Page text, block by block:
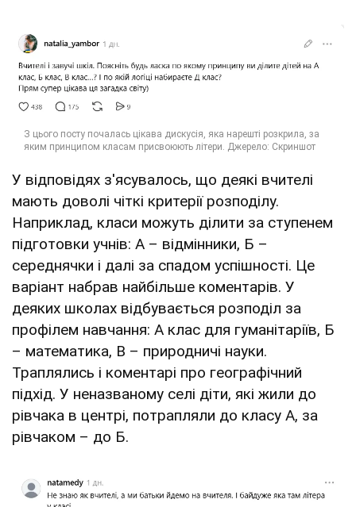
У відповідях з'ясувалось, що деякі вчителі
мають доволі чіткі критерії розподілу.
Наприклад, класи можуть ділити за ступенем
підготовки учнів: А – відмінники, Б –
середнячки і далі за спадом успішності. Це
варіант набрав найбільше коментарів. У
деяких школах відбувається розподіл за
профілем навчання: А клас для гуманітаріїв, Б
– математика, В – природничі науки.
Траплялись і коментарі про географічний
підхід. У неназваному селі діти, які жили до
рівчака в центрі, потрапляли до класу А, за
рівчаком – до Б.